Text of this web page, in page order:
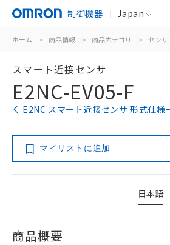
制御機器 Japan
ホーム > 商品情報 > 商品カテゴリ > センサ
スマート近接センサ
E2NC-EV05-F
E2NC スマート近接センサ 形式仕様
マイリストに追加
日本語
商品概要